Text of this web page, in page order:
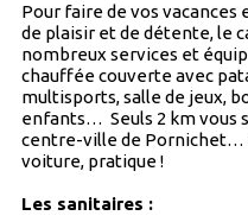
Pour faire de vos
de plaisir et de détente, le
nombreux services et
chauffée couverte avec
multisports, salle de jeux,
enfants… Seuls 2 km vous
centre-ville de Pornichet…
voiture, pratique !
Les sanitaires :